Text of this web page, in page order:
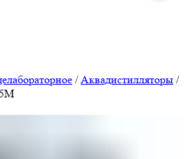
/Аквадистилляторы /